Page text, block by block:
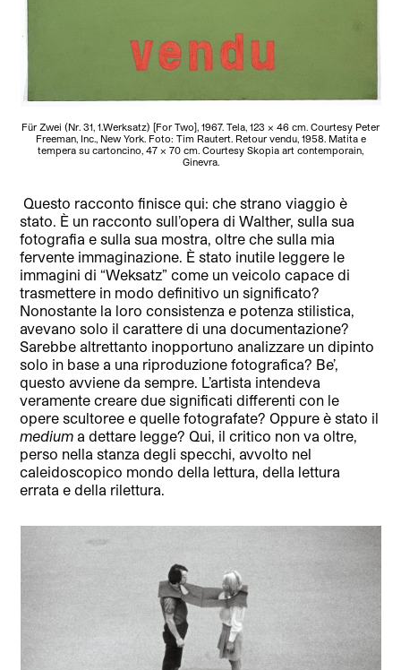
Für Zwei (Nr. 31, 1.Werksatz) [For Two], 1967. Tela, 123 x 46 cm. Courtesy Peter
Freeman, Inc., New York. Foto: Tim Rautert. Retour vendu, 1958. Matita e
tempera su cartoncino, 47 x 70 cm. Courtesy Skopia art contemporain,
Ginevra.
Questo racconto finisce qui: che strano viaggio è
stato. È un racconto sull’opera di Walther, sulla sua
fotografia e sulla sua mostra, oltre che sulla mia
fervente immaginazione. È stato inutile leggere le
immagini di “Weksatz” come un veicolo capace di
trasmettere in modo definitivo un significato?
Nonostante la loro consistenza e potenza stilistica,
avevano solo il carattere di una documentazione?
Sarebbe altrettanto inopportuno analizzare un dipinto
solo in base a una riproduzione fotografica? Be’,
questo avviene da sempre. L’artista intendeva
veramente creare due significati differenti con le
opere scultoree e quelle fotografate? Oppure è stato il
medium a dettare legge? Qui, il critico non va oltre,
perso nella stanza degli specchi, avvolto nel
caleidoscopico mondo della lettura, della lettura
errata e della rilettura.